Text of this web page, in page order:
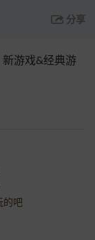
分享
新游戏&经典游
的吧